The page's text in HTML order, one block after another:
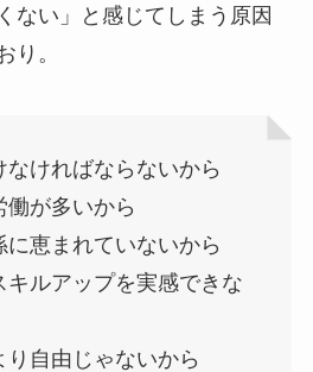
ない」と感じてしまう原因
り。
ければならないから
が多いから
恵まれていないから
ルアップを実感できな
自由じゃないから